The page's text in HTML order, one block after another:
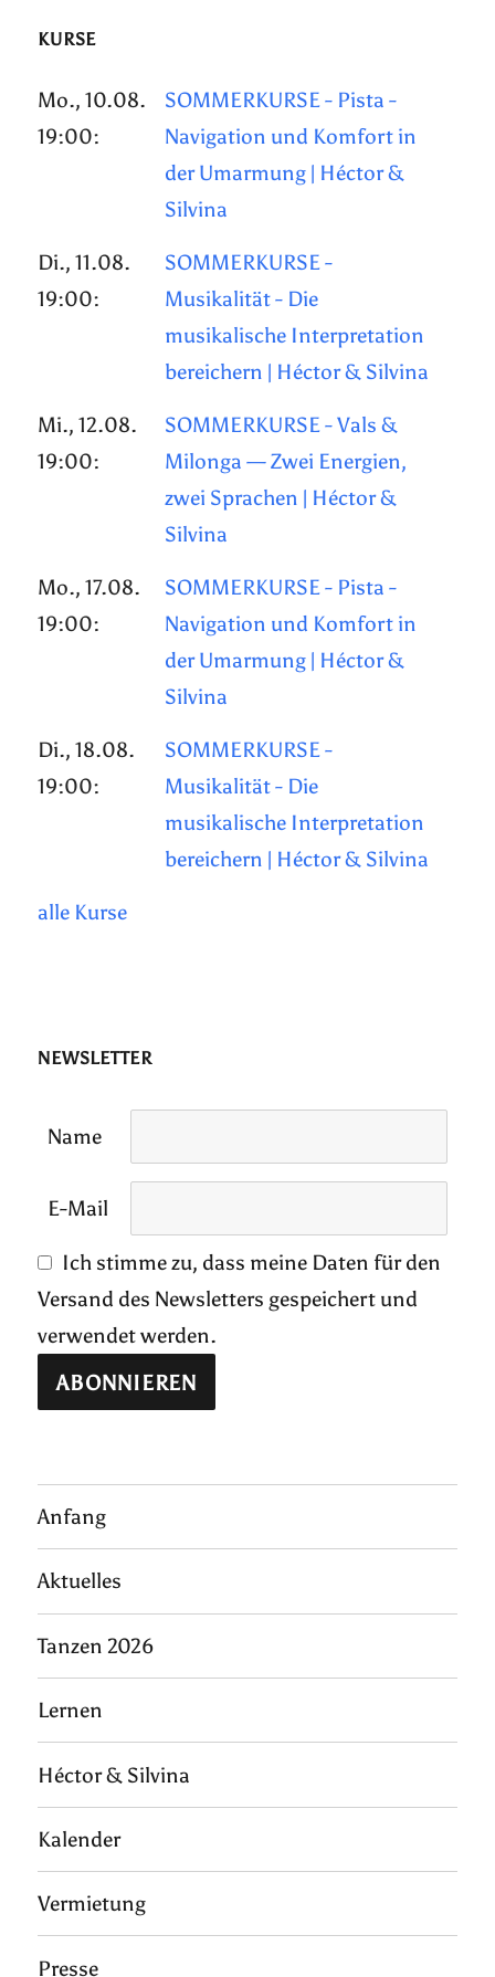
KURSE
Mo., 10.08.
19:00:
SOMMERKURSE - Pista -
Navigation und Komfort in
der Umarmung | Héctor &
Silvina
Di., 11.08.
19:00:
SOMMERKURSE -
Musikalität - Die
musikalische Interpretation
bereichern | Héctor & Silvina
Mi., 12.08.
19:00:
SOMMERKURSE - Vals &
Milonga — Zwei Energien,
zwei Sprachen | Héctor &
Silvina
Mo., 17.08.
19:00:
SOMMERKURSE - Pista -
Navigation und Komfort in
der Umarmung | Héctor &
Silvina
Di., 18.08.
19:00:
SOMMERKURSE -
Musikalität - Die
musikalische Interpretation
bereichern | Héctor & Silvina
alle Kurse
NEWSLETTER
Name
E-Mail
Ich stimme zu, dass meine Daten für den
Versand des Newsletters gespeichert und
verwendet werden.
Anfang
Aktuelles
Tanzen 2026
Lernen
Héctor & Silvina
Kalender
Vermietung
Presse